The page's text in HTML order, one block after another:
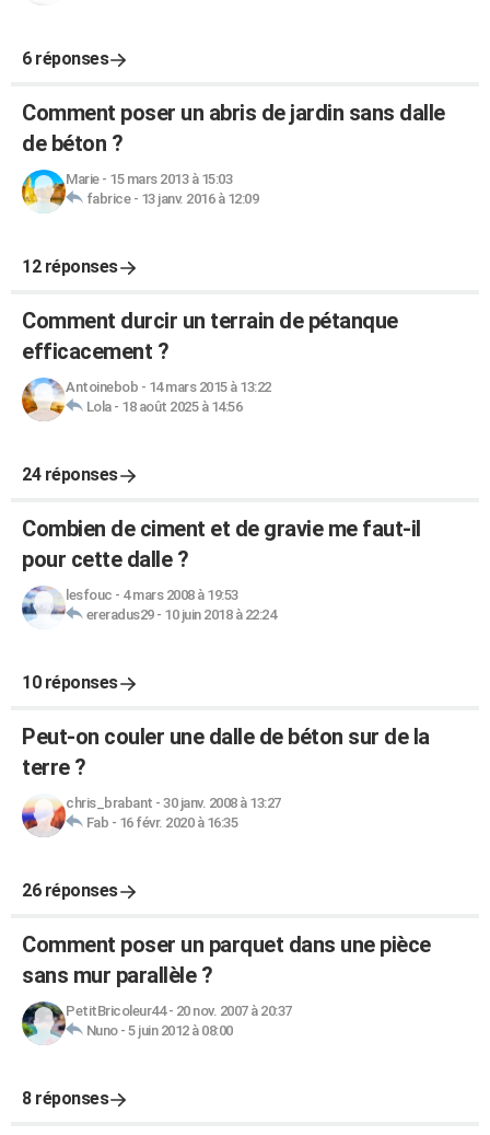
6 réponses
Comment poser un abris de jardin sans dalle
de béton ?
Marie- 15 mars 2013 à 15:03
fabrice- 13 janv. 2016 à 12:09
12 réponses
Comment durcir un terrain de pétanque
efficacement ?
Antoinebob - 14 mars 2015 à 13:22
Lola- 18 août 2025 à 14:56
24 réponses
Combien de ciment et de gravie me faut-il
pour cette dalle ?
lesfouc - 4 mars 2008 à 19:53
ereradus29- 10 juin 2018 à 22:24
10 réponses
Peut-on couler une dalle de béton sur de la
terre ?
chris_brabant - 30 janv. 2008 à 13:27
Fab - 16 févr. 2020 à 16:35
26 réponses
Comment poser un parquet dans une pièce
sans mur parallèle ?
PetitBricoleur44- 20 nov. 2007 à 20:37
Nuno- 5 juin 2012 à 08:00
8 réponses